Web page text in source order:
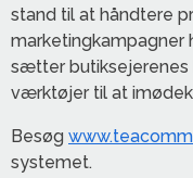
stand til at håndtere
marketingkampagner
sætter butiksejerenes
værktøjer til at
Besøg
systemet.